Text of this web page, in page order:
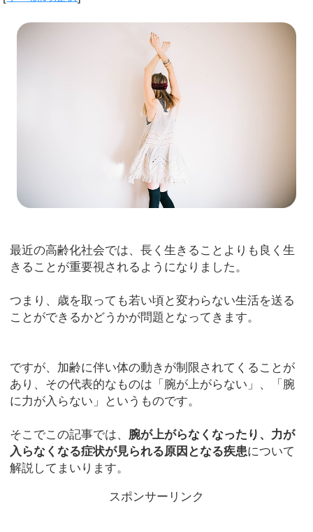
最近の高齢化社会では、長く生きることよりも良く生
きることが重要視されるようになりました。
つまり、歳を取っても若い頃と変わらない生活を送る
ことができるかどうかが問題となってきます。
ですが、加齢に伴い体の動きが制限されてくることが
あり、その代表的なものは「腕が上がらない」、「腕
に力が入らない」というものです。
そこでこの記事では、 腕が上がらなくなったり、力が
入らなくなる症状が見られる原因となる疾患について
解説してまいります。
スポンサーリンク